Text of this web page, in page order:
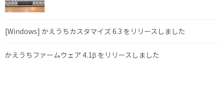
[Windows] かえうちカスタマイズ 6.3 をリリースしました
かえうちファームウェア 4.1β をリリースしました